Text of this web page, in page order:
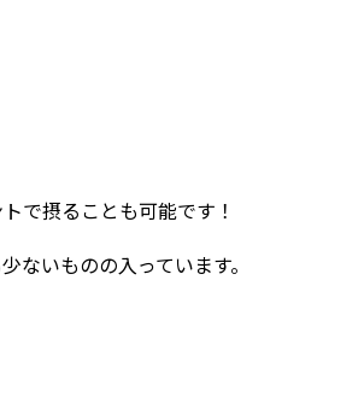
で摂ることも可能です！
ないものの入っています。